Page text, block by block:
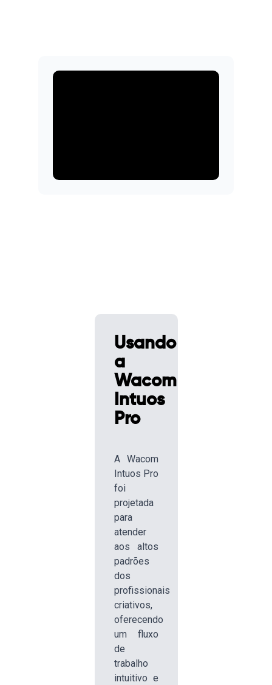
Usando
a
Wacom
Intuos
Pro
A Wacom
Intuos Pro
foi
projetada
para
atender
aos altos
padrões
dos
profissionais
criativos,
oferecendo
um fluxo
de
trabalho
intuitivo e